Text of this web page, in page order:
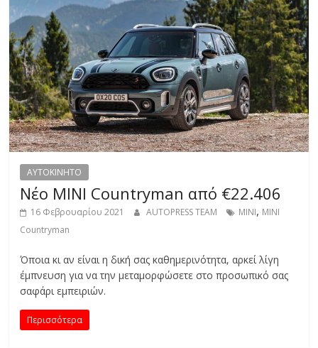
S
&
M
O
R
E
AYTOKINHTO
Νέο ΜΙΝΙ Countryman από €22.406
16 Φεβρουαρίου 2021 AUTOPRESS TEAM ΜΙΝΙ, ΜΙΝΙ
Countryman
Όποια κι αν είναι η δική σας καθημερινότητα, αρκεί λίγη
έμπνευση για να την μεταμορφώσετε στο προσωπικό σας
σαφάρι εμπειριών.
Περισσότερα